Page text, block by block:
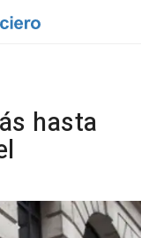
hasta